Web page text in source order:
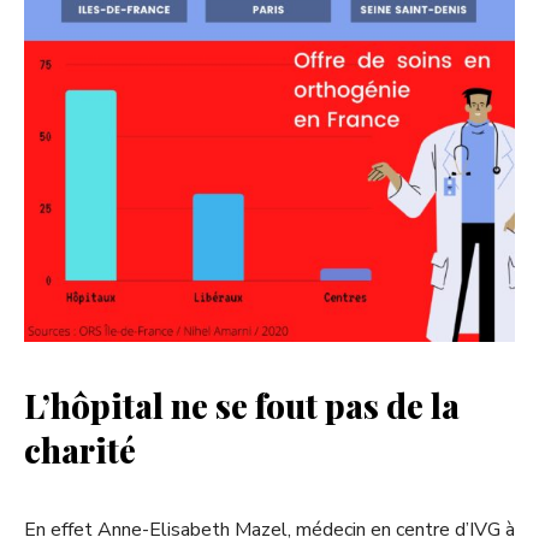
L’hôpital ne se fout pas de la
charité
En effet Anne-Elisabeth Mazel, médecin en centre d’IVG à